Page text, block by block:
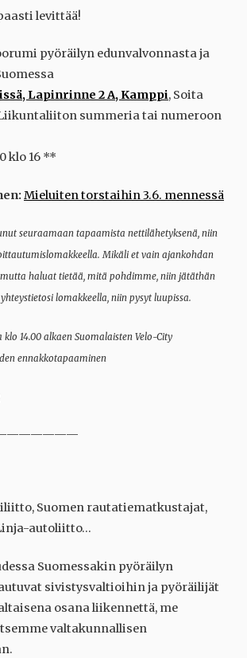
levittää!
pyöräilyn edunvalvonnasta ja
Lapinrinne 2 A, Kamppi, Soita
summeria tai numeroon
klo 16 **
Mieluiten torstaihin 3.6. mennessä
seuraamaan tapaamista nettilähetyksenä, niin
Mikäli et vain ajankohdan
haluat tietää, mitä pohdimme, niin jätäthän
lomakkeella, niin pysyt luupissa.
14.00 alkaen Suomalaisten Velo-City
ennakkotapaaminen
Suomen rautatiematkustajat,
autoliitto…
Suomessakin pyöräilyn
sivistysvaltioihin ja pyöräilijät
osana liikennettä, me
valtakunnallisen